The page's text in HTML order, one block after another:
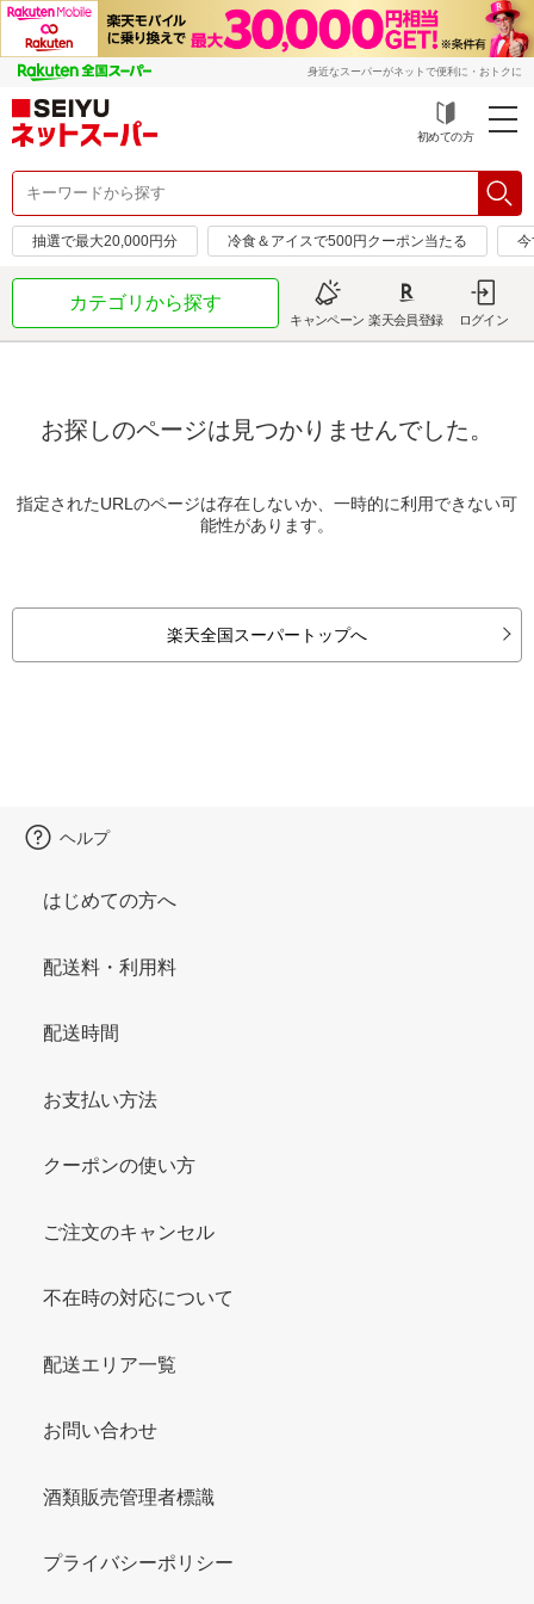
身近なスーパーがネットで便利に・おトクに
初めての方
抽選で最大20,000円分 冷食＆アイスで500円クーポン当たる
カテゴリから探す
キャンペーン 楽天会員登録 ログイン
お探しのページは見つかりませんでした。
指定されたURLのページは存在しないか、一時的に利用できない可
能性があります。
楽天全国スーパートップへ
ヘルプ
はじめての方へ
配送料・利用料
配送時間
お支払い方法
クーポンの使い方
ご注文のキャンセル
不在時の対応について
配送エリア一覧
お問い合わせ
酒類販売管理者標識
プライバシーポリシー